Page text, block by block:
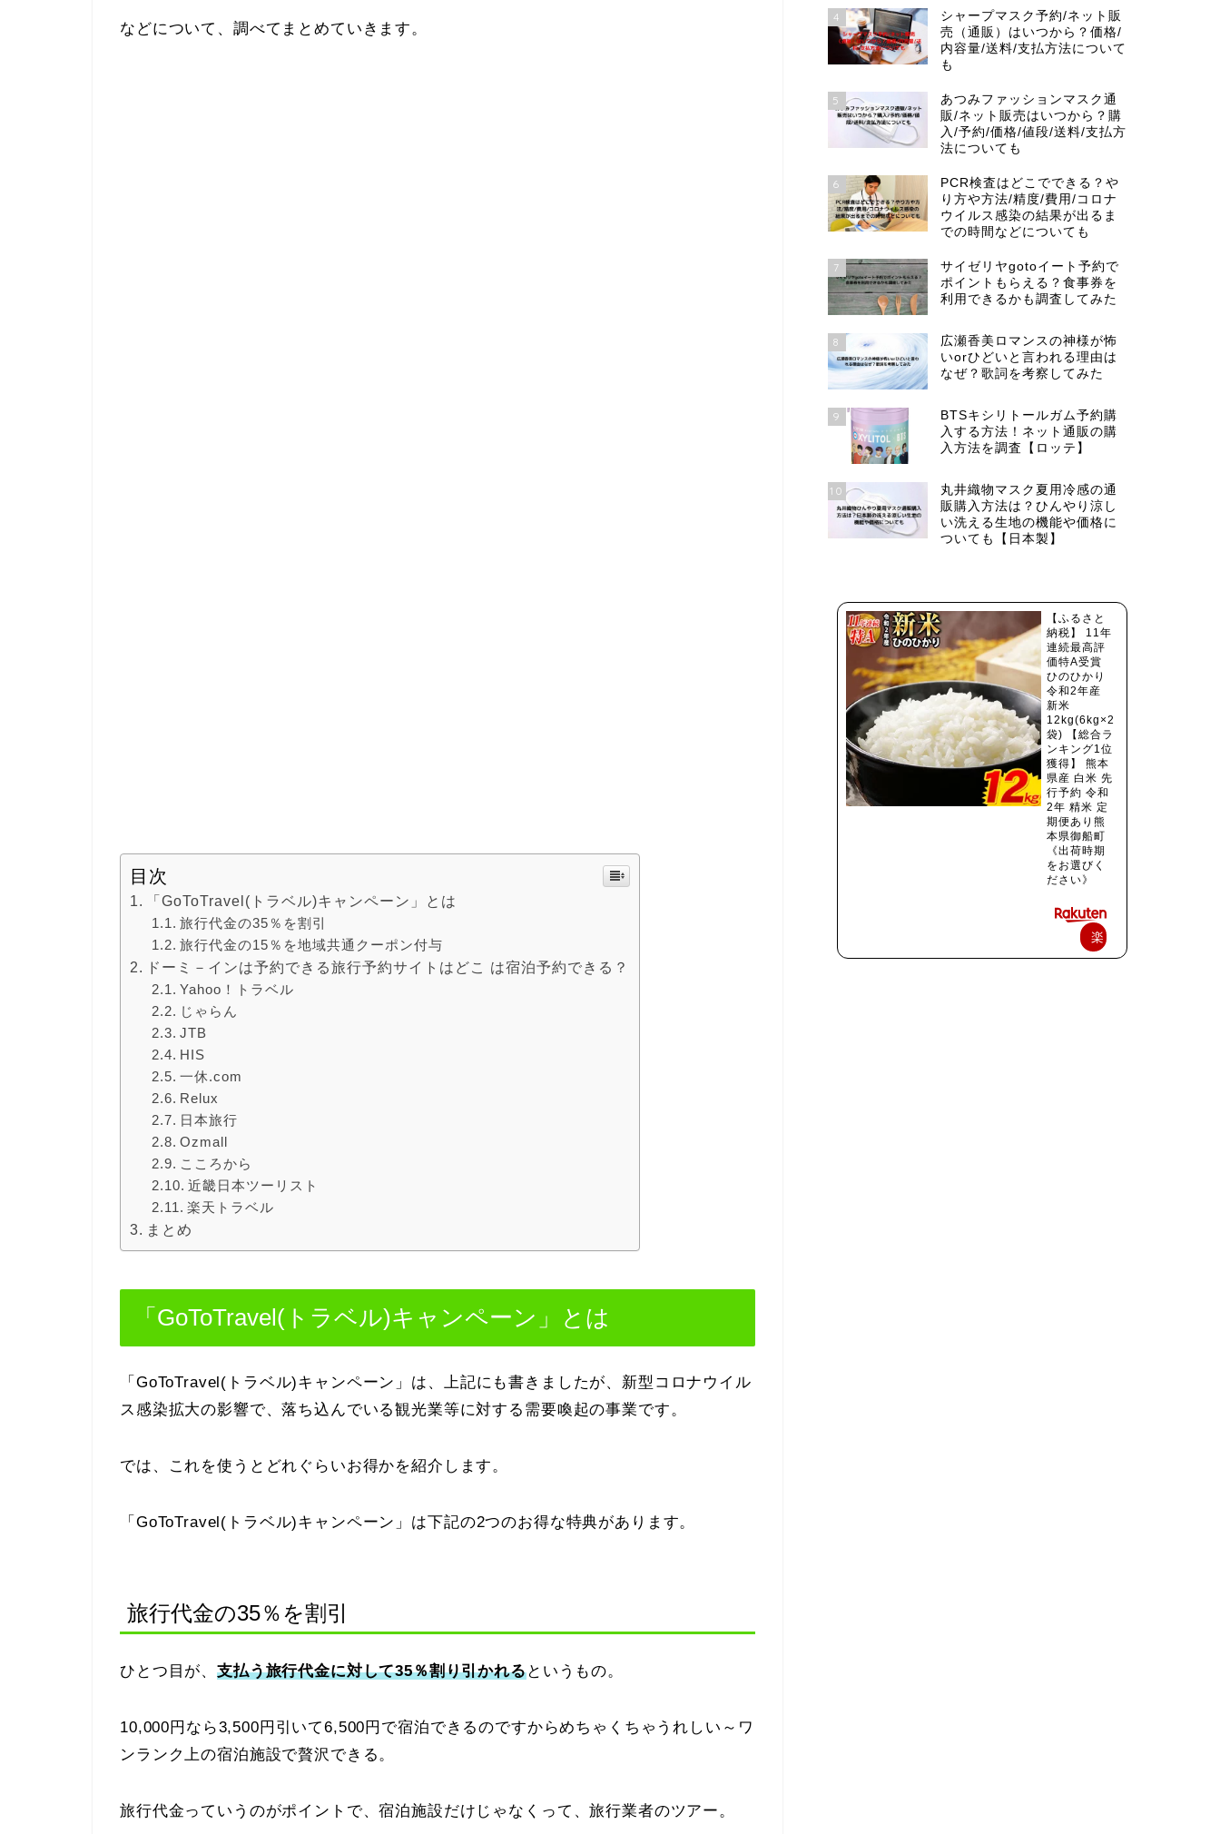
などについて、調べてまとめていきます。
目次
「GoToTravel(トラベル)キャンペーン」とは
旅行代金の35％を割引
旅行代金の15％を地域共通クーポン付与
ドーミ－インは予約できる旅行予約サイトはどこ は宿泊予約できる？
Yahoo！トラベル
じゃらん
JTB
HIS
一休.com
Relux
日本旅行
Ozmall
こころから
近畿日本ツーリスト
楽天トラベル
まとめ
「GoToTravel(トラベル)キャンペーン」とは
「GoToTravel(トラベル)キャンペーン」は、上記にも書きましたが、新型コロナウイル
ス感染拡大の影響で、落ち込んでいる観光業等に対する需要喚起の事業です。
では、これを使うとどれぐらいお得かを紹介します。
「GoToTravel(トラベル)キャンペーン」は下記の2つのお得な特典があります。
旅行代金の35％を割引
ひとつ目が、支払う旅行代金に対して35％割り引かれるというもの。
10,000円なら3,500円引いて6,500円で宿泊できるのですからめちゃくちゃうれしい～ワ
ンランク上の宿泊施設で贅沢できる。
旅行代金っていうのがポイントで、宿泊施設だけじゃなくって、旅行業者のツアー。
4
シャープマスク予約/ネット販
売（通販）はいつから？価格/
内容量/送料/支払方法について
も
5
あつみファッションマスク通
販/ネット販売はいつから？購
入/予約/価格/値段/送料/支払方
法についても
6
PCR検査はどこでできる？や
り方や方法/精度/費用/コロナ
ウイルス感染の結果が出るま
での時間などについても
7
サイゼリヤgotoイート予約で
ポイントもらえる？食事券を
利用できるかも調査してみた
8
広瀬香美ロマンスの神様が怖
いorひどいと言われる理由は
なぜ？歌詞を考察してみた
9
BTSキシリトールガム予約購
入する方法！ネット通販の購
入方法を調査【ロッテ】
10
丸井織物マスク夏用冷感の通
販購入方法は？ひんやり涼し
い洗える生地の機能や価格に
ついても【日本製】
【ふるさと
納税】 11年
連続最高評
価特A受賞
ひのひかり
令和2年産
新米
12kg(6kg×2
袋) 【総合ラ
ンキング1位
獲得】 熊本
県産 白米 先
行予約 令和
2年 精米 定
期便あり熊
本県御船町
《出荷時期
をお選びく
ださい》
楽